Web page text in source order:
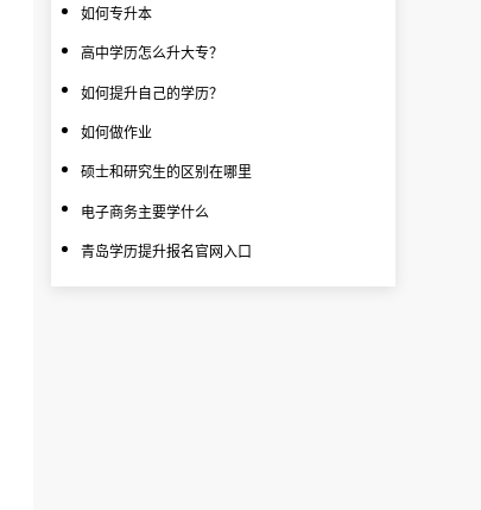
如何专升本
高中学历怎么升大专？
如何提升自己的学历？
如何做作业
硕士和研究生的区别在哪里
电子商务主要学什么
青岛学历提升报名官网入口